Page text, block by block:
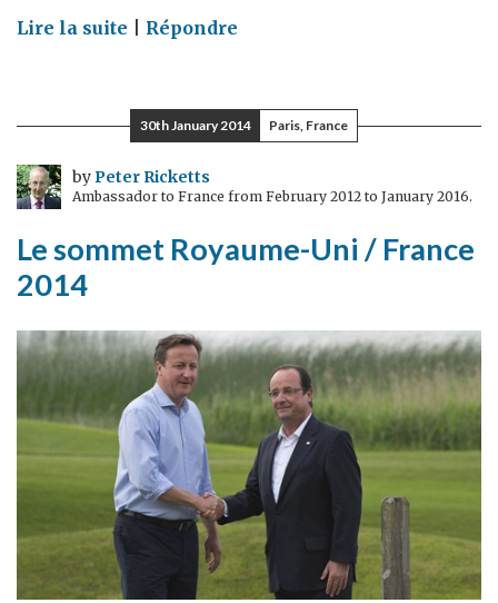
Lire la suite on
Paris
à
l'honneur
Répondre
30th January 2014 Paris, France
byPeter Ricketts
Ambassador to France from February 2012 to January 2016.
Le sommet Royaume-Uni / France
2014